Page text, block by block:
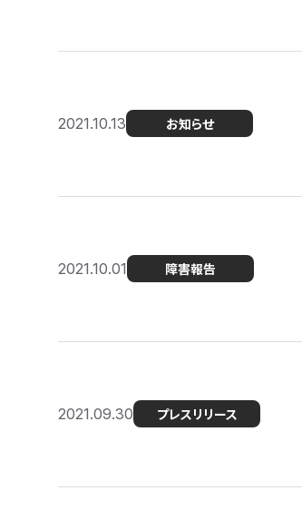
2021.10.13 お知らせ
2021.10.01 障害報告
2021.09.30 プレスリリース